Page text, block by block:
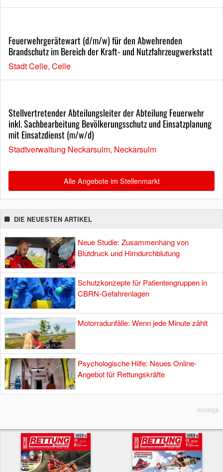
Feuerwehrgerätewart (d/m/w) für den Abwehrenden
Brandschutz im Bereich der Kraft- und Nutzfahrzeugwerkstatt
Stadt Celle, Celle
Stellvertretender Abteilungsleiter der Abteilung Feuerwehr
inkl. Sachbearbeitung Bevölkerungsschutz und Einsatzplanung
mit Einsatzdienst (m/w/d)
Stadtverwaltung Neckarsulm, Neckarsulm
Alle Angebote im Stellenmarkt
DIE NEUESTEN ARTIKEL
Neue Studie: Zusammenhang von
Blutdruck und Hirndurchblutung
Schutzkonzepte für Patientengruppen in
CBRN-Gefahrenlagen
Motorradunfälle: Wenn jede Minute zählt
Psychologische Hilfe: Neues Online-
Angebot für Rettungskräfte
Anzeige